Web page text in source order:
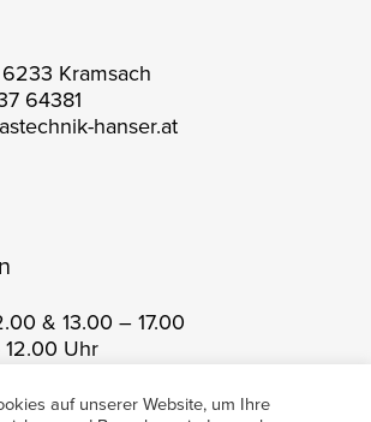
Kramsach
64381
hanser.at
& 13.00 – 17.00
Uhr
auf unserer Website, um Ihre